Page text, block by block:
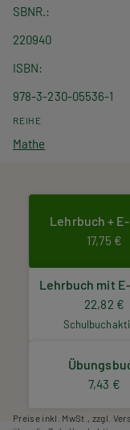
SBNR.
220940
ISBN
978-3-230-05536-1
REIHE
Mathe
Lehrbuch +
17,75 €
Lehrbuch mit
22,82 €
7,43 €
Preise inkl. MwSt., zzgl.